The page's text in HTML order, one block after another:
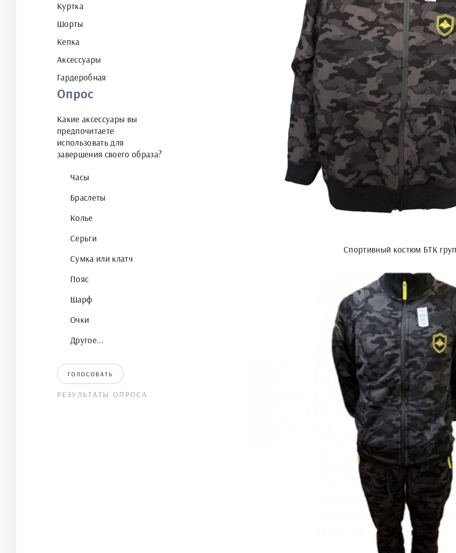
Куртка
Шорты
Кепка
Аксессуары
Гардеробная
Опрос
Какие аксессуары вы
предпочитаете
использовать для
завершения своего образа?
Часы
Браслеты
Колье
Серьги
Сумка или клатч
Пояс
Шарф
Очки
Другое...
ГОЛОСОВАТЬ
РЕЗУЛЬТАТЫ ОПРОСА
Спортивный костюм БТК